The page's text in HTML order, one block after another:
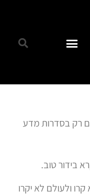
רק בסדרות מדע
בידור טוב.
ולעולם לא יקרו